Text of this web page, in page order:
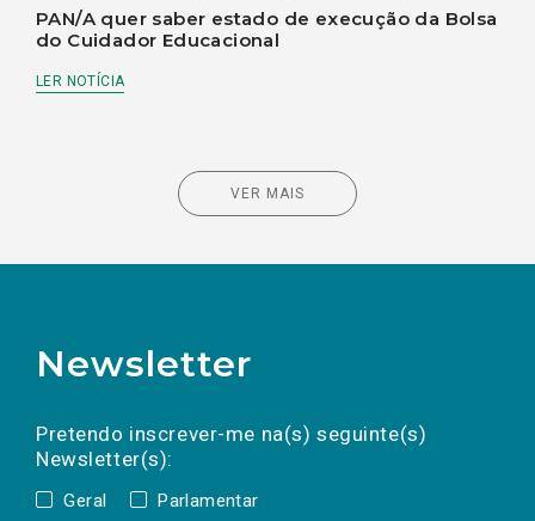
PAN/A quer saber estado de execução da Bolsa
do Cuidador Educacional
LER NOTÍCIA
VER MAIS
Newsletter
Pretendo inscrever-me na(s) seguinte(s)
Newsletter(s):
Geral Parlamentar
a(s) newsletter(s).
mail